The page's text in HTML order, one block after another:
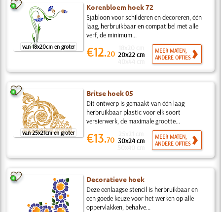
van 18x20cm en groter
Korenbloem hoek 72
Sjabloon voor schilderen en decoreren, één
laag, herbruikbaar en compatibel met alle
verf, de minimum...
€12.20 20x22 cm
MEER MATEN,
ANDERE OPTIES
van 25x21cm en groter
Britse hoek 05
Dit ontwerp is gemaakt van één laag
herbruikbaar plastic voor elk soort
versierwerk, de maximale grootte...
€13.70 30x24 cm
MEER MATEN,
ANDERE OPTIES
Decoratieve hoek
Deze eenlaagse stencil is herbruikbaar en
een goede keuze voor het werken op alle
oppervlakken, behalve...